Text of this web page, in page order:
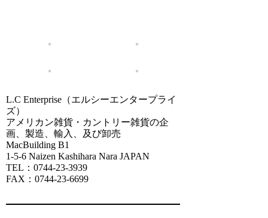
L.C Enterprise（エルシーエンタープライ
ズ）
アメリカン雑貨・カントリー雑貨の企
画、製造、輸入、及び卸売
MacBuilding B1
1-5-6 Naizen Kashihara Nara JAPAN
TEL：0744-23-3939
FAX：0744-23-6699